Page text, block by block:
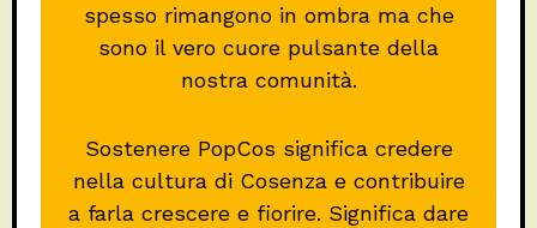
spesso rimangono in ombra ma che
sono il vero cuore pulsante della
nostra comunità.
Sostenere PopCos significa credere
nella cultura di Cosenza e contribuire
a farla crescere e fiorire. Significa dare